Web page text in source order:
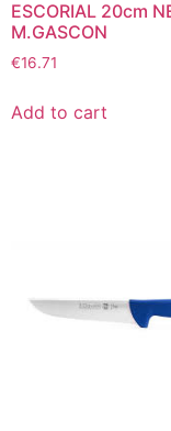
ESCORIAL 20cm
M.GASCON
€16.71
Add to cart